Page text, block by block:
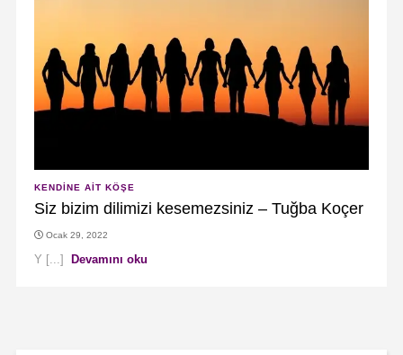
KENDINE AIT KÖŞE
Siz bizim dilimizi kesemezsiniz – Tuğba Koçer
Ocak 29, 2022
Y [...] Devamını oku